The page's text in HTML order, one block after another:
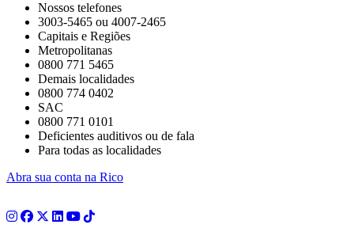
Nossos telefones
3003-5465 ou 4007-2465
Capitais e Regiões
Metropolitanas
0800 771 5465
Demais localidades
0800 774 0402
SAC
0800 771 0101
Deficientes auditivos ou de fala
Para todas as localidades
Abra sua conta na Rico